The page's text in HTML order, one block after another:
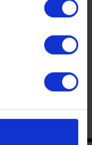
när som
innehållet
Vi
och annan